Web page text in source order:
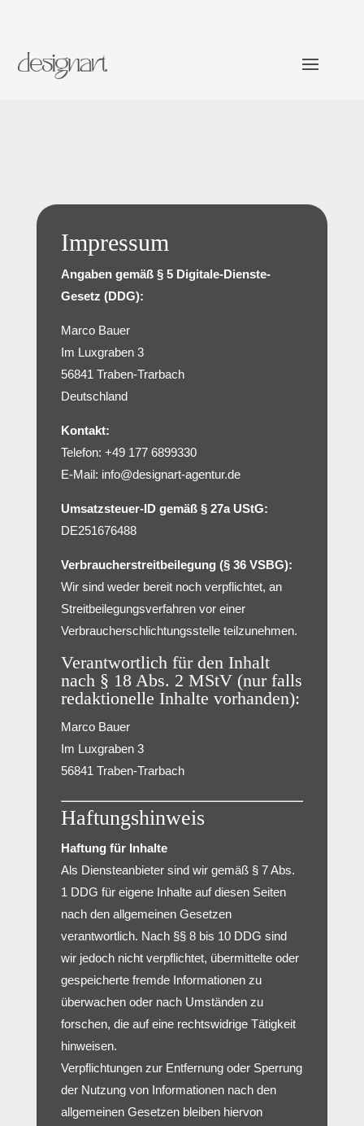
Impressum
Angaben gemäß § 5 Digitale-Dienste-
Gesetz (DDG):
Marco Bauer
Im Luxgraben 3
56841 Traben-Trarbach
Deutschland
Kontakt:
Telefon: +49 177 6899330
E-Mail: info@designart-agentur.de
Umsatzsteuer-ID gemäß § 27a UStG:
DE251676488
Verbraucherstreitbeilegung (§ 36 VSBG):
Wir sind weder bereit noch verpflichtet, an
Streitbeilegungsverfahren vor einer
Verbraucherschlichtungsstelle teilzunehmen.
Verantwortlich für den Inhalt
nach § 18 Abs. 2 MStV (nur falls
redaktionelle Inhalte vorhanden):
Marco Bauer
Im Luxgraben 3
56841 Traben-Trarbach
Haftungshinweis
Haftung für Inhalte
Als Diensteanbieter sind wir gemäß § 7 Abs.
1 DDG für eigene Inhalte auf diesen Seiten
nach den allgemeinen Gesetzen
verantwortlich. Nach §§ 8 bis 10 DDG sind
wir jedoch nicht verpflichtet, übermittelte oder
gespeicherte fremde Informationen zu
überwachen oder nach Umständen zu
forschen, die auf eine rechtswidrige Tätigkeit
hinweisen.
Verpflichtungen zur Entfernung oder Sperrung
der Nutzung von Informationen nach den
allgemeinen Gesetzen bleiben hiervon